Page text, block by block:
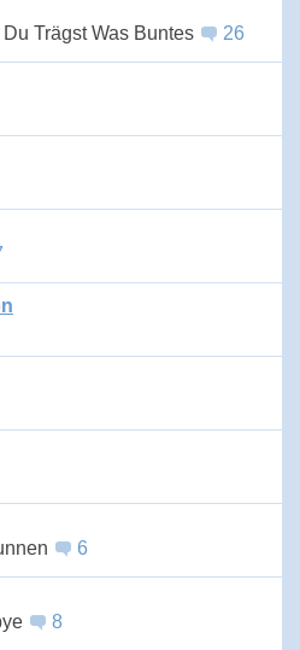
Trägst Was Buntes
26
6
8